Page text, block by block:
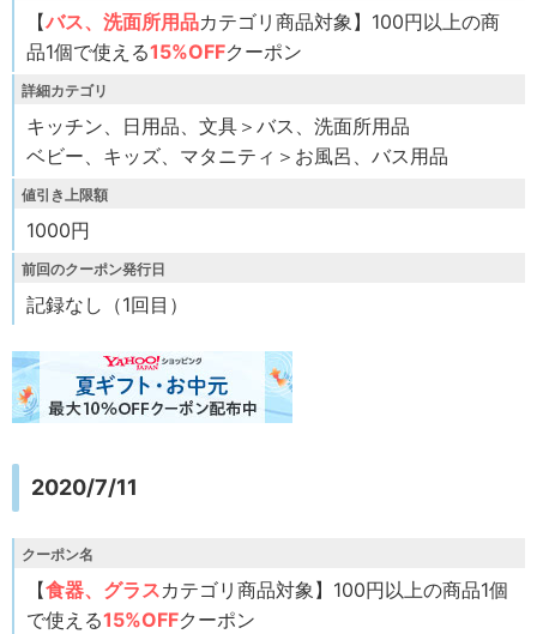
【バス、洗面所用品カテゴリ商品対象】100円以上の商
品1個で使える15%OFFクーポン
詳細カテゴリ
キッチン、日用品、文具＞バス、洗面所用品
ベビー、キッズ、マタニティ＞お風呂、バス用品
値引き上限額
1000円
前回のクーポン発行日
記録なし（1回目）
2020/7/11
クーポン名
【食器、グラスカテゴリ商品対象】100円以上の商品1個
で使える15%OFFクーポン